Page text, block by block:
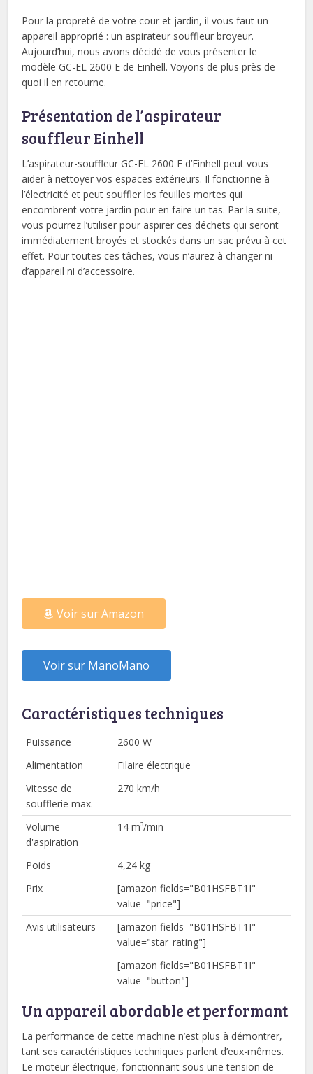
Pour la propreté de votre cour et jardin, il vous faut un
appareil approprié : un aspirateur souffleur broyeur.
Aujourd’hui, nous avons décidé de vous présenter le
modèle GC-EL 2600 E de Einhell. Voyons de plus près de
quoi il en retourne.
Présentation de l’aspirateur
souffleur Einhell
L’aspirateur-souffleur GC-EL 2600 E d’Einhell peut vous
aider à nettoyer vos espaces extérieurs. Il fonctionne à
l’électricité et peut souffler les feuilles mortes qui
encombrent votre jardin pour en faire un tas. Par la suite,
vous pourrez l’utiliser pour aspirer ces déchets qui seront
immédiatement broyés et stockés dans un sac prévu à cet
effet. Pour toutes ces tâches, vous n’aurez à changer ni
d’appareil ni d’accessoire.
Voir sur Amazon
Voir sur ManoMano
Caractéristiques techniques
Puissance
2600 W
Alimentation
Filaire électrique
Vitesse de
soufflerie max.
270 km/h
Volume
d'aspiration
14 m³/min
Poids
4,24 kg
Prix
[amazon fields="B01HSFBT1I"
value="price"]
Avis utilisateurs
[amazon fields="B01HSFBT1I"
value="star_rating"]
[amazon fields="B01HSFBT1I"
value="button"]
Un appareil abordable et performant
La performance de cette machine n’est plus à démontrer,
tant ses caractéristiques techniques parlent d’eux-mêmes.
Le moteur électrique, fonctionnant sous une tension de